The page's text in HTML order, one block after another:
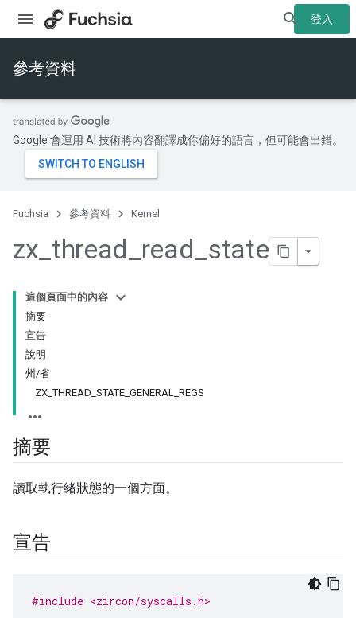
登入
參考資料
Google 會運用 AI 技術將內容翻譯成你偏好的語言，但可能會出錯。
Fuchsia 參考資料 Kernel
zx_thread_read_state
這個頁面中的內容
摘要
宣告
說明
州/省
ZX_THREAD_STATE_GENERAL_REGS
摘要
讀取執行緒狀態的一個方面。
宣告
#include <zircon/syscalls.h>